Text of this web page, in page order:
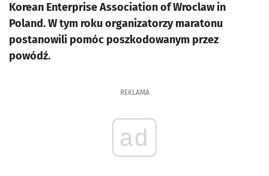
Korean Enterprise Association of Wroclaw in
Poland. W tym roku organizatorzy maratonu
postanowili pomóc poszkodowanym przez
powódź.
REKLAMA
ad